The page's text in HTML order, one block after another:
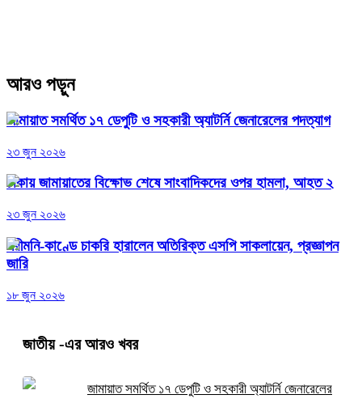
আরও পড়ুন
জামায়াত সমর্থিত ১৭ ডেপুটি ও সহকারী অ্যাটর্নি জেনারেলের পদত্যাগ
২৩ জুন ২০২৬
ঢাকায় জামায়াতের বিক্ষোভ শেষে সাংবাদিকদের ওপর হামলা, আহত ২
২৩ জুন ২০২৬
পরীমনি-কাণ্ডে চাকরি হারালেন অতিরিক্ত এসপি সাকলায়েন, প্রজ্ঞাপন
জারি
১৮ জুন ২০২৬
জাতীয়-এর আরও খবর
জামায়াত সমর্থিত ১৭ ডেপুটি ও সহকারী অ্যাটর্নি জেনারেলের